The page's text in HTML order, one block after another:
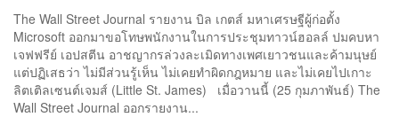
The Wall Street Journal รายงาน บิล เกตส์ มหาเศรษฐีผู้ก่อตั้ง
Microsoft ออกมาขอโทษพนักงานในการประชุมทาวน์ฮอลล์ ปมคบหา
เจฟฟรีย์ เอปสตีน อาชญากรล่วงละเมิดทางเพศเยาวชนและค้ามนุษย์
แต่ปฏิเสธว่า ไม่มีส่วนรู้เห็น ไม่เคยทำผิดกฎหมาย และไม่เคยไปเกาะ
ลิตเติลเซนต์เจมส์ (Little St. James) เมื่อวานนี้ (25 กุมภาพันธ์) The
Wall Street Journal ออกรายงาน...